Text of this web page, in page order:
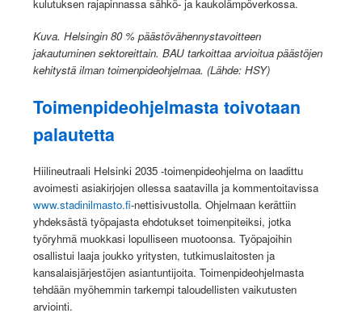
kulutuksen rajapinnassa sähkö- ja kaukolämpöverkossa.
Kuva. Helsingin 80 % päästövähennystavoitteen
jakautuminen sektoreittain. BAU tarkoittaa arvioitua päästöjen
kehitystä ilman toimenpideohjelmaa. (Lähde: HSY)
Toimenpideohjelmasta toivotaan
palautetta
Hiilineutraali Helsinki 2035 -toimenpideohjelma on laadittu
avoimesti asiakirjojen ollessa saatavilla ja kommentoitavissa
www.stadinilmasto.fi-nettisivustolla. Ohjelmaan kerättiin
yhdeksästä työpajasta ehdotukset toimenpiteiksi, jotka
työryhmä muokkasi lopulliseen muotoonsa. Työpajoihin
osallistui laaja joukko yritysten, tutkimuslaitosten ja
kansalaisjärjestöjen asiantuntijoita. Toimenpideohjelmasta
tehdään myöhemmin tarkempi taloudellisten vaikutusten
arviointi.